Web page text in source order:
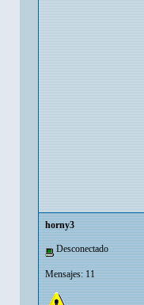
horny3
Desconectado
Mensajes: 11